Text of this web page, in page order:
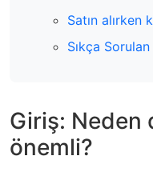
Satın alırken
Sıkça
Giriş: Neden
önemli?